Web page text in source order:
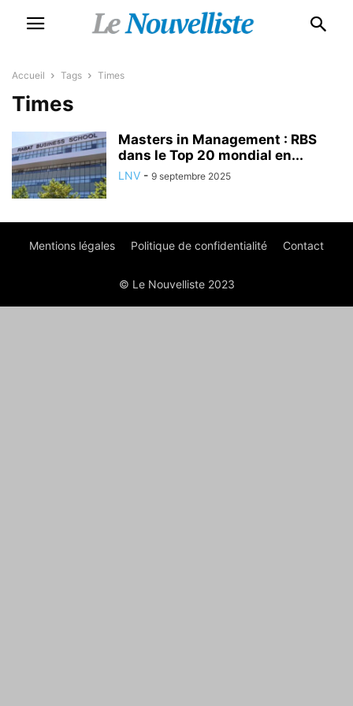
Accueil Tags Times
Times
Masters in Management : RBS
dans le Top 20 mondial en...
LNV - 9 septembre 2025
Mentions légales Politique de confidentialité Contact
© Le Nouvelliste 2023